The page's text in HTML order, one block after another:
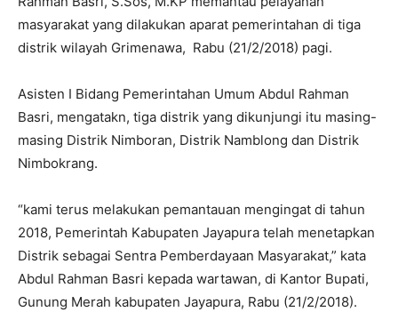
masyarakat yang dilakukan aparat pemerintahan di tiga
distrik wilayah Grimenawa, Rabu (21/2/2018) pagi.
Asisten I Bidang Pemerintahan Umum Abdul Rahman
Basri, mengatakn, tiga distrik yang dikunjungi itu masing-
masing Distrik Nimboran, Distrik Namblong dan Distrik
Nimbokrang.
“kami terus melakukan pemantauan mengingat di tahun
2018, Pemerintah Kabupaten Jayapura telah menetapkan
Distrik sebagai Sentra Pemberdayaan Masyarakat,” kata
Abdul Rahman Basri kepada wartawan, di Kantor Bupati,
Gunung Merah kabupaten Jayapura, Rabu (21/2/2018).